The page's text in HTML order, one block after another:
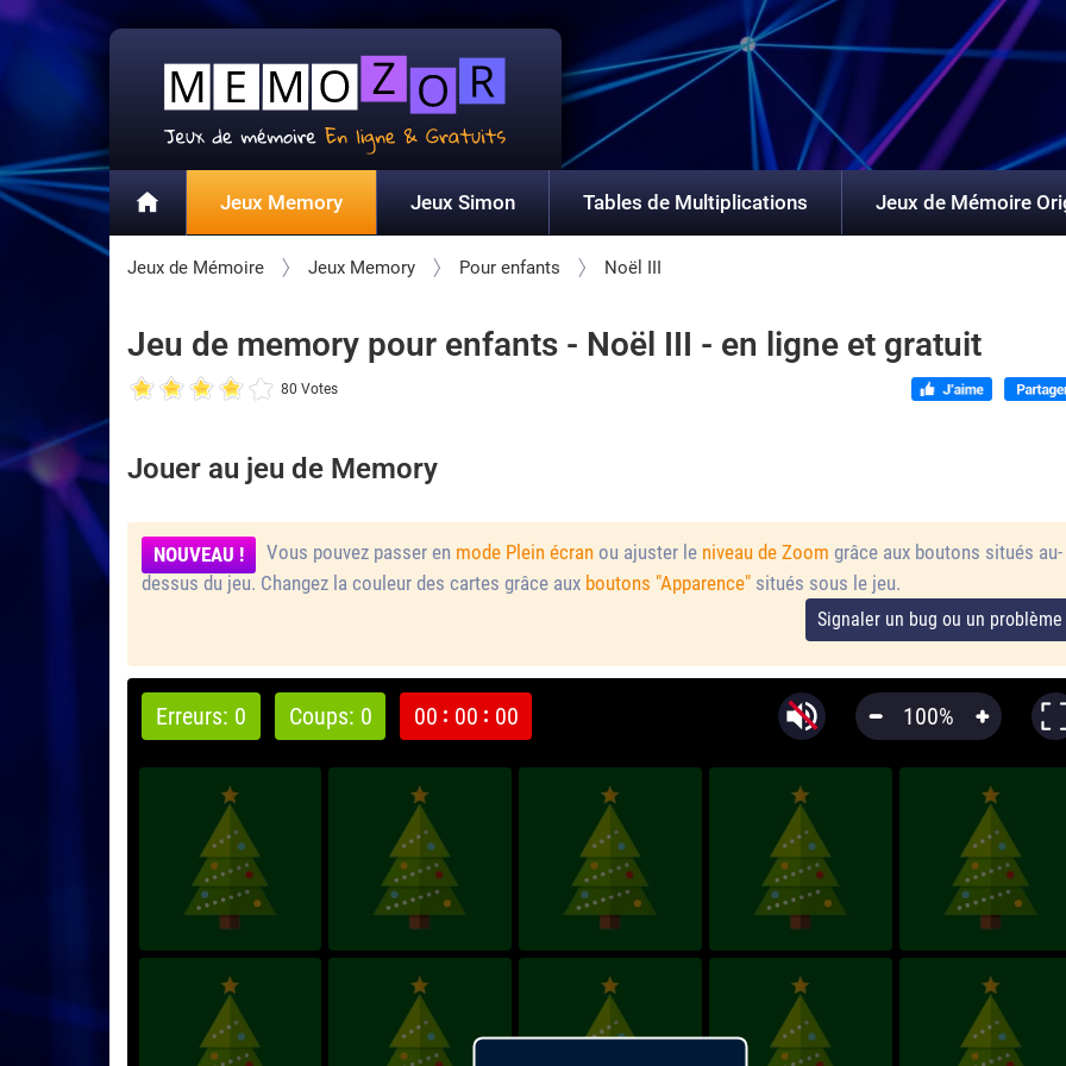
Jeux Memory Jeux Simon Tables de Multiplications Jeux de Mémoire
Jeux de Mémoire Jeux Memory Pour enfants Noël III
Jeu de memory pour enfants - Noël III - en ligne et gratuit
80 Votes
Jouer au jeu de Memory
NOUVEAU ! Vous pouvez passer en mode Plein écran ou ajuster le niveau de Zoom grâce aux boutons situés au-
dessus du jeu. Changez la couleur des cartes grâce aux boutons "Apparence" situés sous le jeu.
Signaler un bug ou un problème
100%
Erreurs: 0 Coups: 0 00 00 00